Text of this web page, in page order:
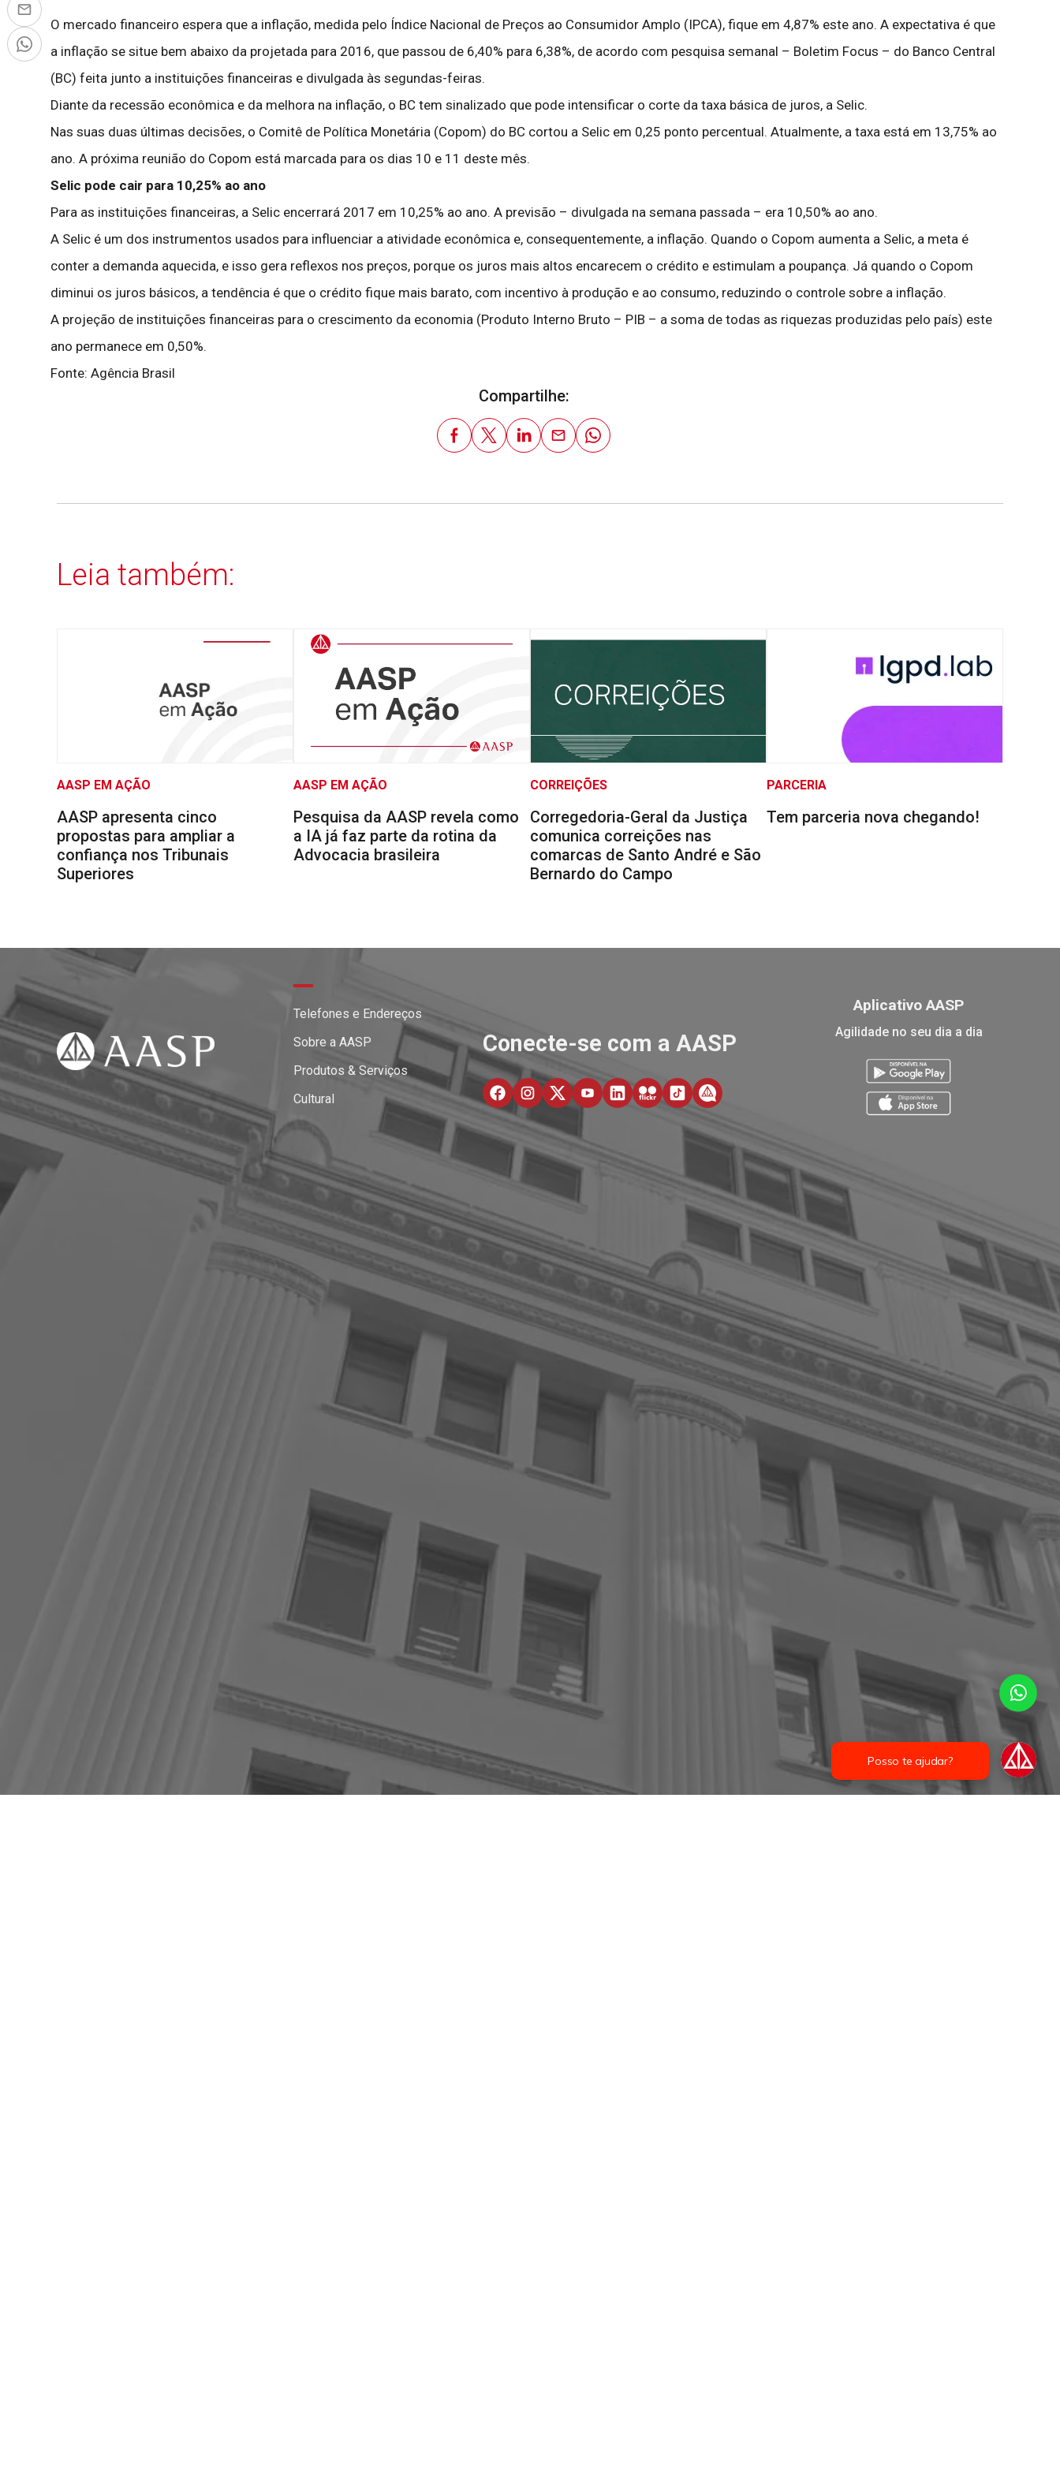
O mercado financeiro espera que a inflação, medida pelo Índice Nacional de Preços ao Consumidor Amplo (IPCA), fique em 4,87% este ano. A expectativa é que
a inflação se situe bem abaixo da projetada para 2016, que passou de 6,40% para 6,38%, de acordo com pesquisa semanal – Boletim Focus – do Banco Central
(BC) feita junto a instituições financeiras e divulgada às segundas-feiras.
Diante da recessão econômica e da melhora na inflação, o BC tem sinalizado que pode intensificar o corte da taxa básica de juros, a Selic.
Nas suas duas últimas decisões, o Comitê de Política Monetária (Copom) do BC cortou a Selic em 0,25 ponto percentual. Atualmente, a taxa está em 13,75% ao
ano. A próxima reunião do Copom está marcada para os dias 10 e 11 deste mês.
Selic pode cair para 10,25% ao ano
Para as instituições financeiras, a Selic encerrará 2017 em 10,25% ao ano. A previsão – divulgada na semana passada – era 10,50% ao ano.
A Selic é um dos instrumentos usados para influenciar a atividade econômica e, consequentemente, a inflação. Quando o Copom aumenta a Selic, a meta é
conter a demanda aquecida, e isso gera reflexos nos preços, porque os juros mais altos encarecem o crédito e estimulam a poupança. Já quando o Copom
diminui os juros básicos, a tendência é que o crédito fique mais barato, com incentivo à produção e ao consumo, reduzindo o controle sobre a inflação.
A projeção de instituições financeiras para o crescimento da economia (Produto Interno Bruto – PIB – a soma de todas as riquezas produzidas pelo país) este
ano permanece em 0,50%.
Fonte: Agência Brasil
Compartilhe:
Leia também:
AASP EM AÇÃO
AASP apresenta cinco
propostas para ampliar a
confiança nos Tribunais
Superiores
AASP EM AÇÃO
Pesquisa da AASP revela como
a IA já faz parte da rotina da
Advocacia brasileira
CORREIÇÕES
Corregedoria-Geral da Justiça
comunica correições nas
comarcas de Santo André e São
Bernardo do Campo
PARCERIA
Tem parceria nova chegando!
Telefones e Endereços
Sobre a AASP
Produtos & Serviços
Cultural
Conecte-se com a AASP
Aplicativo AASP
Agilidade no seu dia a dia